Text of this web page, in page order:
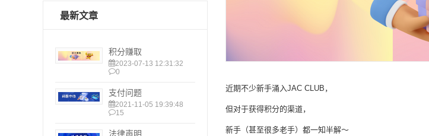
最新文章
积分赚取
2023-07-13 12:31:32
0
支付问题
2021-11-05 19:39:48
15
法律声明
近期不少新手涌入JAC CLUB，
但对于获得积分的渠道，
新手（甚至很多老手）都一知半解～